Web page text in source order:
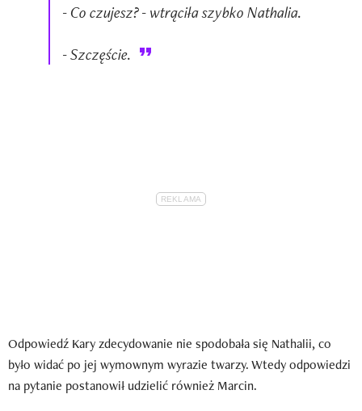
- Co czujesz? - wtrąciła szybko Nathalia.
- Szczęście.
Odpowiedź Kary zdecydowanie nie spodobała się Nathalii, co
było widać po jej wymownym wyrazie twarzy. Wtedy odpowiedzi
na pytanie postanowił udzielić również Marcin.